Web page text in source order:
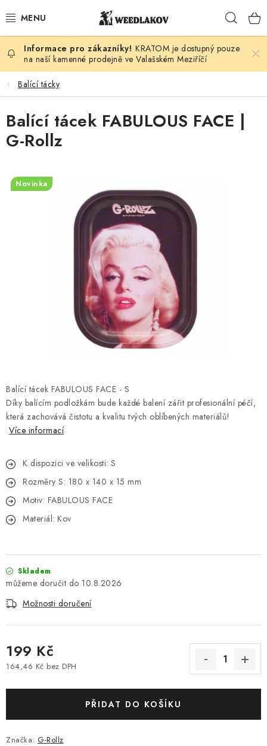
na
KONOPÍ DLE DRUHU
KUŘÁCKÉ POTŘEBY
SEMENA
KONOPNÁ KOSMETIKA
PRO ZVÍŘATA
Hodnocení obchodu
KRATOM je dostupný pouze
na naší kamenné prodejně ve Valašském Meziříčí
Balící tácky
Balící tácek FABULOUS FACE - S
Díky balícím podložkám bude každé balení zářit profesionální péčí,
která zachovává čistotu a kvalitu tvých oblíbených materiálů!
Více informací
K dispozici ve velikosti: S
Rozměry S: 180 x 140 x 15 mm
Motiv: FABULOUS FACE
Materiál: Kov
Skladem
10.8.2026
Možnosti doručení
199 Kč
164,46 Kč bez DPH
PŘIDAT DO KOŠÍKU
Značka: G-Rollz
Balící tácek FABULOUS FACE |
G-Rollz
Novinka